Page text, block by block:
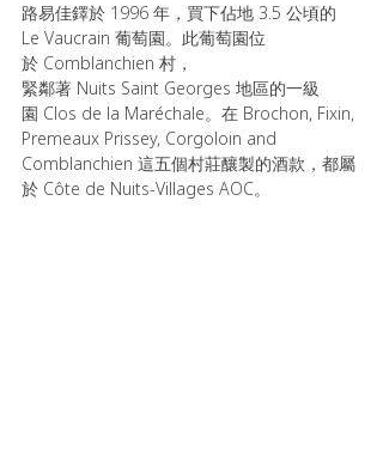
路易佳鐸於 1996 年，買下佔地 3.5 公頃的
Le Vaucrain 葡萄園。此葡萄園位
於 Comblanchien 村，
緊鄰著 Nuits Saint Georges 地區的一級
園 Clos de la Maréchale。在 Brochon, Fixin,
Premeaux Prissey, Corgoloin and
Comblanchien 這五個村莊釀製的酒款，都屬
於 Côte de Nuits-Villages AOC。